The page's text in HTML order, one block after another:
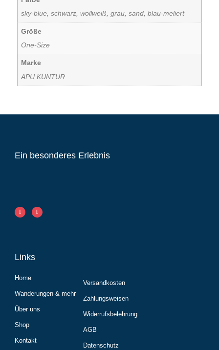
sky-blue, schwarz, wollweiß, grau, sand, blau-meliert
Größe
One-Size
Marke
APU KUNTUR
Ein besonderes Erlebnis
Links
Home
Wanderungen & mehr
Über uns
Shop
Kontakt
Versandkosten
Zahlungsweisen
Widerrufsbelehrung
AGB
Datenschutz